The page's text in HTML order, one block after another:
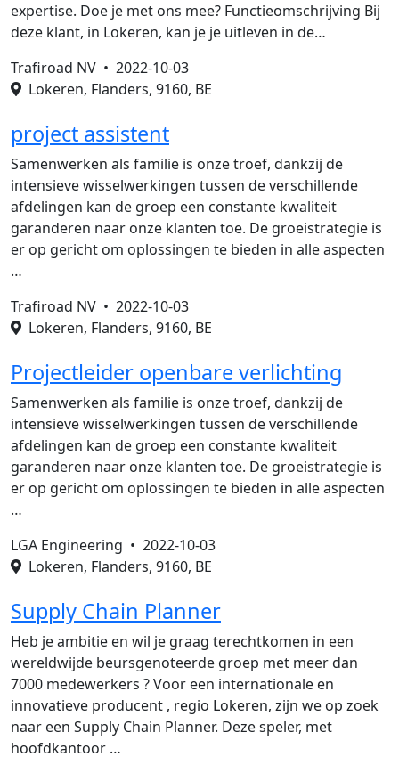
expertise. Doe je met ons mee? Functieomschrijving Bij
deze klant, in Lokeren, kan je je uitleven in de…
Trafiroad NV • 2022-10-03
Lokeren, Flanders, 9160, BE
project assistent
Samenwerken als familie is onze troef, dankzij de
intensieve wisselwerkingen tussen de verschillende
afdelingen kan de groep een constante kwaliteit
garanderen naar onze klanten toe. De groeistrategie is
er op gericht om oplossingen te bieden in alle aspecten
…
Trafiroad NV • 2022-10-03
Lokeren, Flanders, 9160, BE
Projectleider openbare verlichting
Samenwerken als familie is onze troef, dankzij de
intensieve wisselwerkingen tussen de verschillende
afdelingen kan de groep een constante kwaliteit
garanderen naar onze klanten toe. De groeistrategie is
er op gericht om oplossingen te bieden in alle aspecten
…
LGA Engineering • 2022-10-03
Lokeren, Flanders, 9160, BE
Supply Chain Planner
Heb je ambitie en wil je graag terechtkomen in een
wereldwijde beursgenoteerde groep met meer dan
7000 medewerkers ? Voor een internationale en
innovatieve producent , regio Lokeren, zijn we op zoek
naar een Supply Chain Planner. Deze speler, met
hoofdkantoor …